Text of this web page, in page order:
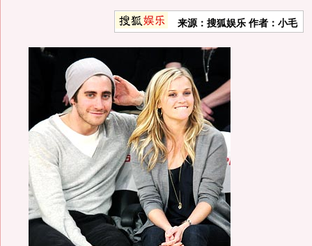
来源：搜狐娱乐 作者：小毛